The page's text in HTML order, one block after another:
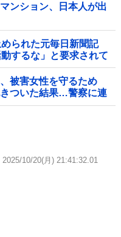
ンション、日本人が出
られた元毎日新聞記
するな」と要求されて
被害女性を守るため
きついた結果…警察に連
を利かせた結果が裏目
2025/10/20(月) 21:41:32.01